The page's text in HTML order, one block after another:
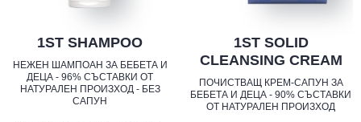
1ST SHAMPOO
НЕЖЕН ШАМПОАН ЗА БЕБЕТА И
ДЕЦА - 96% СЪСТАВКИ ОТ
НАТУРАЛЕН ПРОИЗХОД - БЕЗ
САПУН
1ST SOLID
CLEANSING CREAM
ПОЧИСТВАЩ КРЕМ-САПУН ЗА
БЕБЕТА И ДЕЦА - 90% СЪСТАВКИ
ОТ НАТУРАЛЕН ПРОИЗХОД